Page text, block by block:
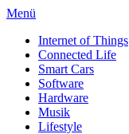
Direkt
Inhalt
Menü
Internet of Things
Connected Life
Smart Cars
Software
Hardware
Musik
Lifestyle